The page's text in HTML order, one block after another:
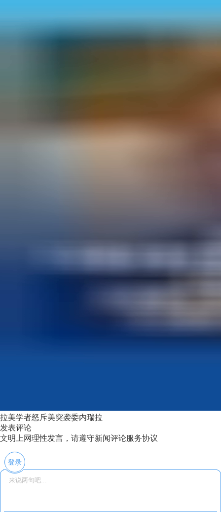
拉美学者怒斥美突袭委内瑞拉
发表评论
文明上网理性发言，请遵守新闻评论服务协议
登录